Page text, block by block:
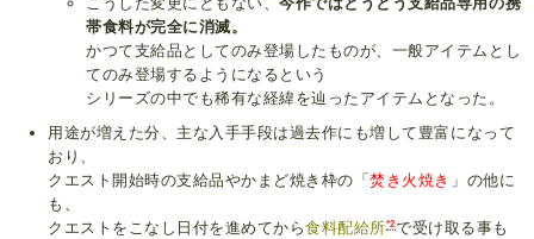
帯食料が完全に消滅。
かつて支給品としてのみ登場したものが、一般アイテムとし
てのみ登場するようになるという
シリーズの中でも稀有な経緯を辿ったアイテムとなった。
用途が増えた分、主な入手手段は過去作にも増して豊富になって
おり、
クエスト開始時の支給品やかまど焼き枠の「焚き火焼き 」の他に
も、
クエストをこなし日付を進めてから食料配給所*2で受け取る事も